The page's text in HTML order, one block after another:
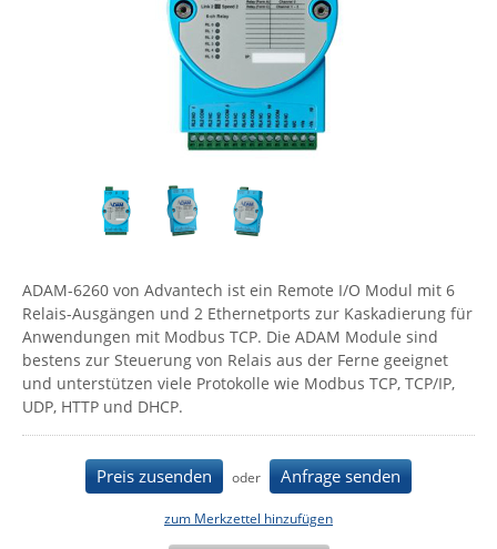
IP, WLAN & GSM Sensorik
IoT - Internet of Things
IPC, Industrielle Netzwerktechnik & WLAN
Industrielle Netzwerktechnik / Kommunikation
Industrielle Computer
IT Netzwerktechnik / Kommunikation
Serverräume
RMA / Rücksendung / Support
Contemporary Controls
Enginko - mcf88
Gefen
Gude
Guntermann & Drunck
High Sec Labs
ADAM-6260 von Advantech ist ein Remote I/O Modul mit 6
Relais-Ausgängen und 2 Ethernetports zur Kaskadierung für
Anwendungen mit Modbus TCP. Die ADAM Module sind
bestens zur Steuerung von Relais aus der Ferne geeignet
und unterstützen viele Protokolle wie Modbus TCP, TCP/IP,
UDP, HTTP und DHCP.
Preis zusenden oder Anfrage senden
zum Merkzettel hinzufügen